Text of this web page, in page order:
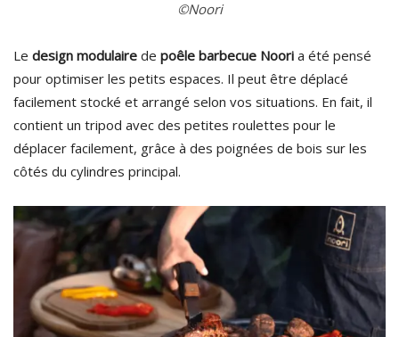
©Noori
Le design modulaire de poêle barbecue Noori a été pensé
pour optimiser les petits espaces. Il peut être déplacé
facilement stocké et arrangé selon vos situations. En fait, il
contient un tripod avec des petites roulettes pour le
déplacer facilement, grâce à des poignées de bois sur les
côtés du cylindres principal.